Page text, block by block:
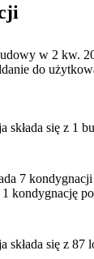
w 2 kw.
do
składa się z 1
7
kondygnację
składa się z